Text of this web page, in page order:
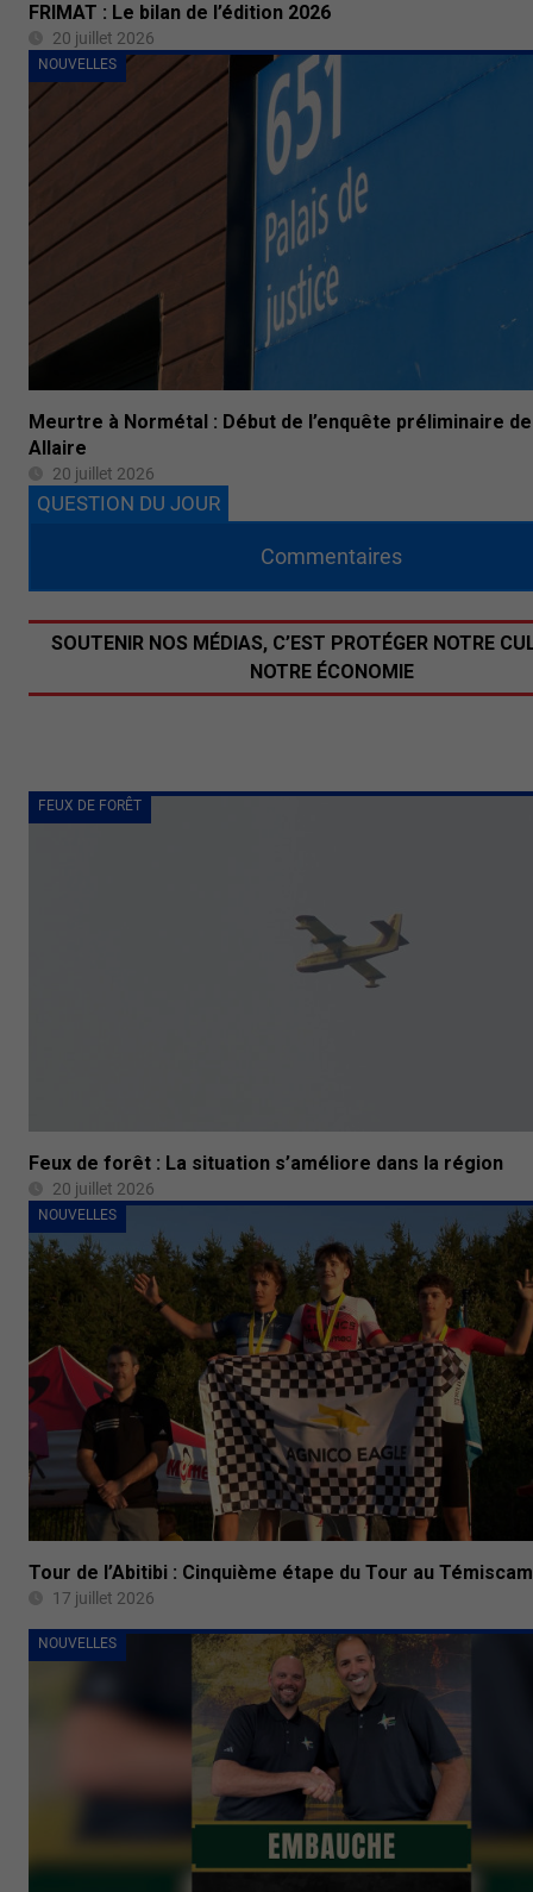
FRIMAT : Le bilan de l’édition 2026
20 juillet 2026
NOUVELLES
Meurtre à Normétal : Début de l’enquête préliminaire
Allaire
20 juillet 2026
FEUX DE FORÊT
Feux de forêt : La situation s’améliore dans la région
20 juillet 2026
NOUVELLES
Tour de l’Abitibi : Cinquième étape du Tour au
17 juillet 2026
NOUVELLES
QUESTION DU JOUR
Commentaires
SOUTENIR NOS MÉDIAS, C’EST PROTÉGER NOTRE
NOTRE ÉCONOMIE